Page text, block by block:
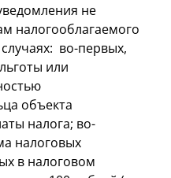
не
налогооблагаемого
во-первых,
или
объекта
налога; во-
налоговых
в налоговом